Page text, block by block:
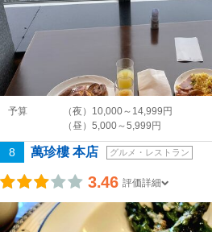
予算
（夜）10,000～14,999円
（昼）5,000～5,999円
8 萬珍樓 本店 グルメ・レストラン
3.46 評価詳細